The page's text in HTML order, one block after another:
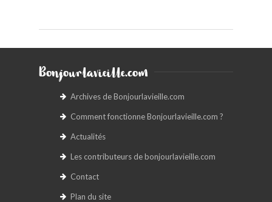
Bonjourlavieille.com
Archives de Bonjourlavieille.com
Comment fonctionne Bonjourlavieille.com ?
Actualités
Les contributeurs de bonjourlavieille.com
Contact
Plan du site